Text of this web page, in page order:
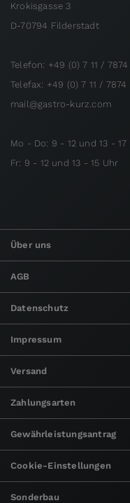
Krokisgasse 3
D-70794 Filderstadt
Telefon: +49 (0) 7 11 /
Telefax: +49 (0) 7 11 / 7874
mail@gastro-kurz.com
Mo - Do: 9 - 12 und 13 - 17
Fr: 9 - 12 und 13 - 15 Uhr
Über uns
AGB
Datenschutz
Impressum
Versand
Zahlungsarten
Gewährleistungsantrag
Cookie-Einstellungen
Sonderbau